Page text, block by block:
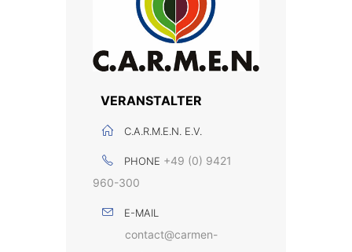
VERANSTALTER
C.A.R.M.E.N. E.V.
PHONE +49 (0) 9421
960-300
E-MAIL
contact@carmen-